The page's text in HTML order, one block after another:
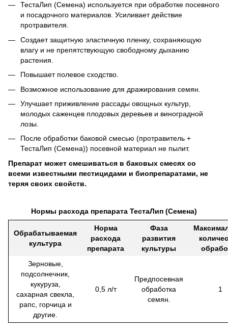
ТестаЛип (Семена) используется при обработке посевного
и посадочного материалов. Усиливает действие
протравителя.
Создает защитную эластичную пленку, сохраняющую
влагу и не препятствующую свободному дыханию
растения.
Повышает полевое сходство.
Возможное использование для дражирования семян.
Улучшает приживление рассады овощных культур,
молодых саженцев плодовых деревьев и виноградной
лозы.
После обработки баковой смесью (протравитель +
ТестаЛип (Семена)) посевной материал не пылит.
Препарат может смешиваться в баковых смесях со
всеми известными пестицидами и биопрепаратами, не
теряя своих свойств.
Нормы расхода препарата ТестаЛип (Семена)
Обрабатываемая
культура
Норма
расхода
препарата
Фаза
развития
культуры
Зерновые,
подсолнечник,
кукуруза,
сахарная свекла,
рапс, горчица и
другие.
0,5 л/т
Предпосевная
обработка
семян.
1